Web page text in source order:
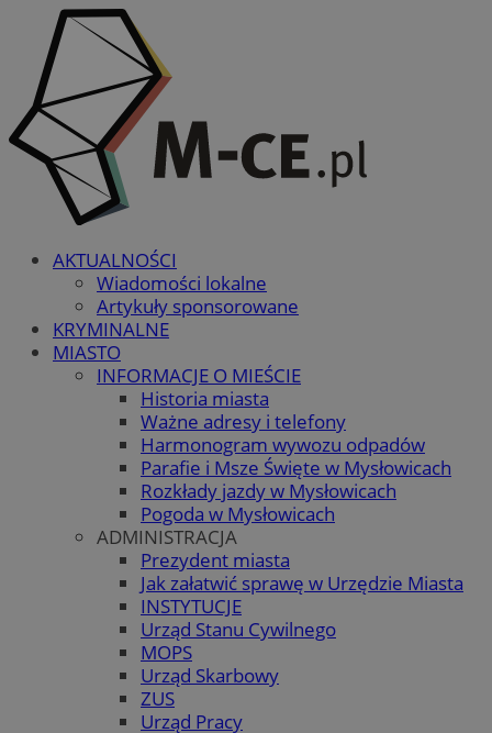
AKTUALNOŚCI
Wiadomości lokalne
Artykuły sponsorowane
KRYMINALNE
MIASTO
INFORMACJE O MIEŚCIE
Historia miasta
Ważne adresy i telefony
Harmonogram wywozu odpadów
Parafie i Msze Święte w Mysłowicach
Rozkłady jazdy w Mysłowicach
Pogoda w Mysłowicach
ADMINISTRACJA
Prezydent miasta
Jak załatwić sprawę w Urzędzie Miasta
INSTYTUCJE
Urząd Stanu Cywilnego
MOPS
Urząd Skarbowy
ZUS
Urząd Pracy